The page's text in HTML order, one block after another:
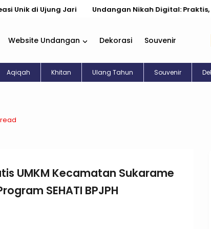
di Ujung Jari Undangan Nikah Digital: Praktis,
Website Undangan Dekorasi Souvenir
Aqiqah Khitan Ulang Tahun Souvenir
UMKM Kecamatan Sukarame
SEHATI BPJPH